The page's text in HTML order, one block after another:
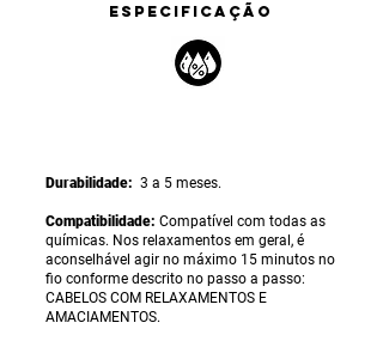
ESPECIFICAÇÃO
Durabilidade: 3 a 5 meses.
Compatibilidade: Compatível com todas as
químicas. Nos relaxamentos em geral, é
aconselhável agir no máximo 15 minutos no
fio conforme descrito no passo a passo:
CABELOS COM RELAXAMENTOS E
AMACIAMENTOS.